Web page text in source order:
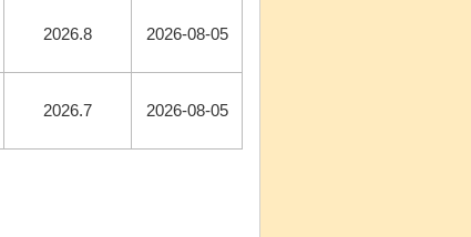
2026.8 2026-08-05
2026.7 2026-08-05